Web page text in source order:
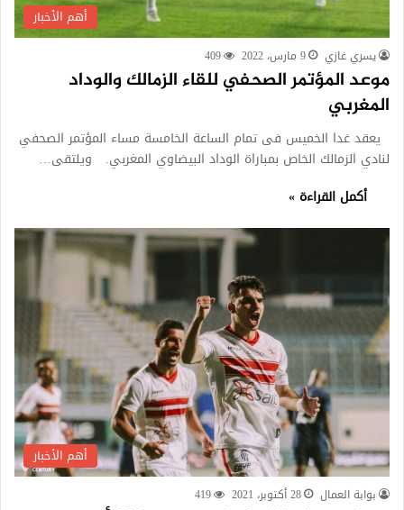
أهم الأخبار
يسري غازي 9 مارس، 2022 409
موعد المؤتمر الصحفي للقاء الزمالك والوداد
المغربي
يعقد غدا الخميس فى تمام الساعة الخامسة مساء المؤتمر الصحفي
لنادي الزمالك الخاص بمباراة الوداد البيضاوي المغربي. ويلتقى…
أكمل القراءة »
أهم الأخبار
بوابة العمال 28 أكتوبر، 2021 419